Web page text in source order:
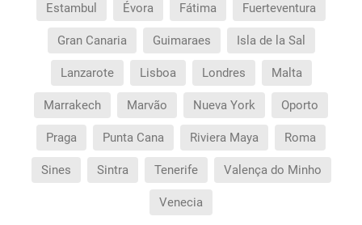
Estambul Évora Fátima Fuerteventura
Gran Canaria Guimaraes Isla de la Sal
Lanzarote Lisboa Londres Malta
Marrakech Marvão Nueva York Oporto
Praga Punta Cana Riviera Maya Roma
Sines Sintra Tenerife Valença do Minho
Venecia